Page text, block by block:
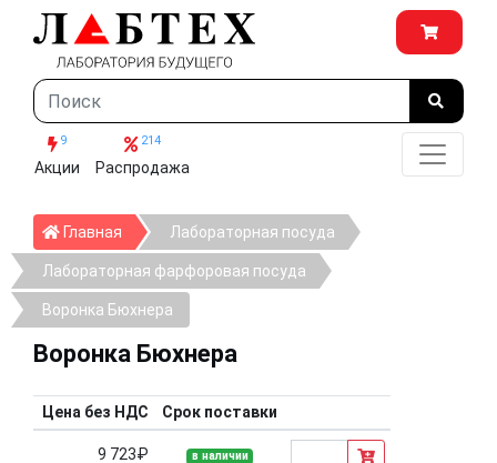
9
Акции
214
Распродажа
Главная ГлавнаяЛабораторная посуда
Лабораторная фарфоровая посуда
Воронка Бюхнера
Воронка Бюхнера
Цена без НДС Срок поставки
9 723₽ в наличии